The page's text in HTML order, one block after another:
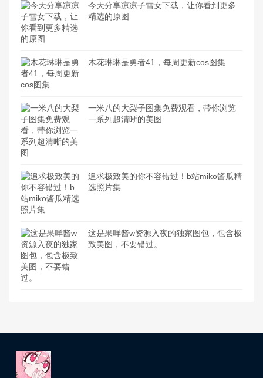
今天分享凉凉子雪女下载，让你看到更多
精选的原图
木花琳琳是勇者41，每周更新cos图集
一米八的大梨子图集免费观看，带你浏览
一系列超清晰的美图
追求极致美的你不容错过！b站miko酱瓜精
选照片集
这是果咩酱w资源入夜的独家图包，包含极
致美图，不要错过。